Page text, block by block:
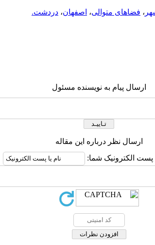
، فضاهای متوالی، اصفهان، دردشت.
ارسال پیام به نویسنده مسئول
ارسال نظر درباره این مقاله
پست الکترونیک شما: